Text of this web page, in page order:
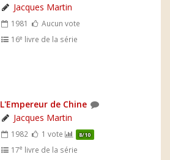
Jacques Martin
1981
Aucun vote
16e livre de la série
L'Empereur de Chine
Jacques Martin
1982 1 vote 8/10
17e livre de la série